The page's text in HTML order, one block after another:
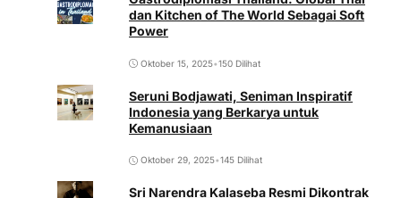
dan Kitchen of The World Sebagai Soft
Power
Oktober 15, 2025•150 Dilihat
Seruni Bodjawati, Seniman Inspiratif
Indonesia yang Berkarya untuk
Kemanusiaan
Oktober 29, 2025•145 Dilihat
Sri Narendra Kalaseba Resmi Dikontrak